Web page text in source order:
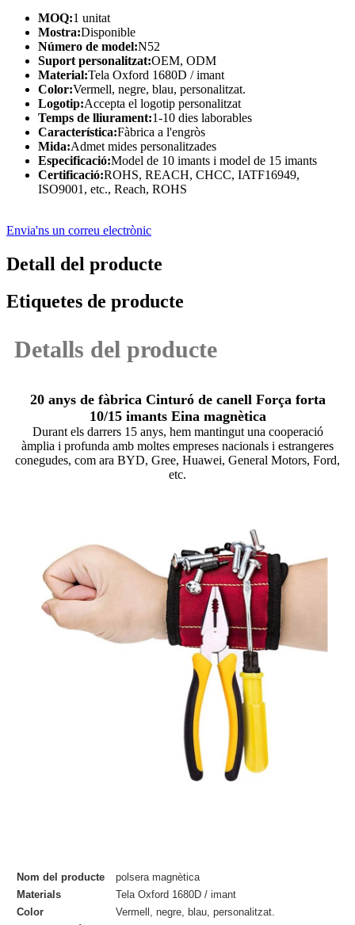
MOQ:1 unitat
Mostra:Disponible
Número de model:N52
Suport personalitzat:OEM, ODM
Material:Tela Oxford 1680D / imant
Color:Vermell, negre, blau, personalitzat.
Logotip:Accepta el logotip personalitzat
Temps de lliurament:1-10 dies laborables
Característica:Fàbrica a l'engròs
Mida:Admet mides personalitzades
Especificació:Model de 10 imants i model de 15 imants
Certificació:ROHS, REACH, CHCC, IATF16949,
ISO9001, etc., Reach, ROHS
Envia'ns un correu electrònic
Detall del producte
Etiquetes de producte
Detalls del producte
20 anys de fàbrica Cinturó de canell Força forta
10/15 imants Eina magnètica
Durant els darrers 15 anys, hem mantingut una cooperació
àmplia i profunda amb moltes empreses nacionals i estrangeres
conegudes, com ara BYD, Gree, Huawei, General Motors, Ford,
etc.
Nom del producte
polsera magnètica
Materials
Tela Oxford 1680D / imant
Color
Vermell, negre, blau, personalitzat.